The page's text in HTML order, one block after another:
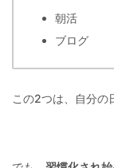
朝活
ブログ
この2つは、自分の